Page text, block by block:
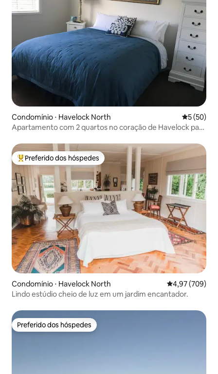
Condomínio ⋅ Havelock North 5 de uma
5 (50)
Apartamento com 2 quartos no coração de Havelock para
Entre os melhores preferidos dos hóspedes
Preferido dos hóspedes
Condomínio ⋅ Havelock North 4,97 de uma
4,97 (709)
Lindo estúdio cheio de luz em um jardim encantador.
Preferido dos hóspedes
Preferido dos hóspedes